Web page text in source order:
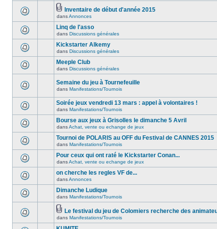
Inventaire de début d'année 2015
dansAnnonces
Linq de l'asso
dans Discussions générales
Kickstarter Alkemy
dans Discussions générales
Meeple Club
dans Discussions générales
Semaine du jeu à Tournefeuille
dans Manifestations/Tournois
Soirée jeux vendredi 13 mars : appel à volontaires !
dans Manifestations/Tournois
Bourse aux jeux à Grisolles le dimanche 5 Avril
dansAchat, vente ou echange de jeux
Tournoi de POLARIS au OFF du Festival de CANNES 2015
dans Manifestations/Tournois
Pour ceux qui ont raté le Kickstarter Conan...
dansAchat, vente ou echange de jeux
on cherche les regles VF de...
dansAnnonces
Dimanche Ludique
dans Manifestations/Tournois
Le festival du jeu de Colomiers recherche des
dans Manifestations/Tournois